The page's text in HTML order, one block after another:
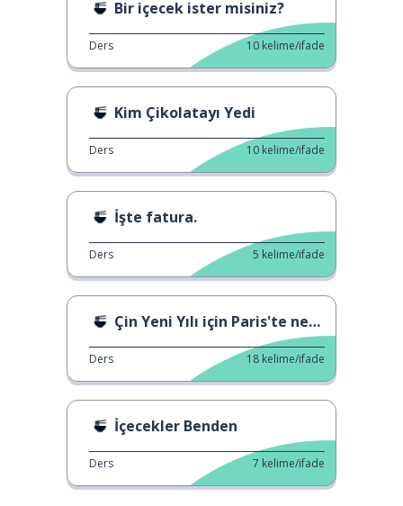
Bir içecek ister misiniz?
Ders 10 kelime/ifade
Kim Çikolatayı Yedi
Ders 10 kelime/ifade
İşte fatura.
Ders 5 kelime/ifade
Çin Yeni Yılı için Paris'te nerede yemek yenebilir
Ders 18 kelime/ifade
İçecekler Benden
Ders 7 kelime/ifade